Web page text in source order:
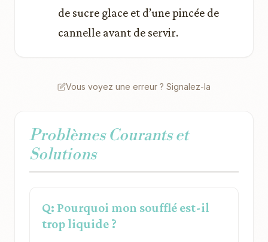
de sucre glace et d’une pincée de
cannelle avant de servir.
Vous voyez une erreur ? Signalez-la
Problèmes Courants et
Solutions
Q: Pourquoi mon soufflé est-il
trop liquide ?